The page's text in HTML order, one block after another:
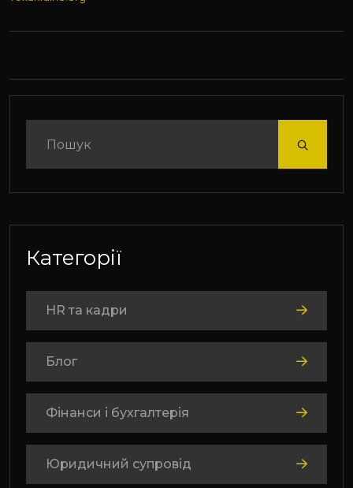
Категорії
HR та кадри
Блог
Фінанси і бухгалтерія
Юридичний супровід